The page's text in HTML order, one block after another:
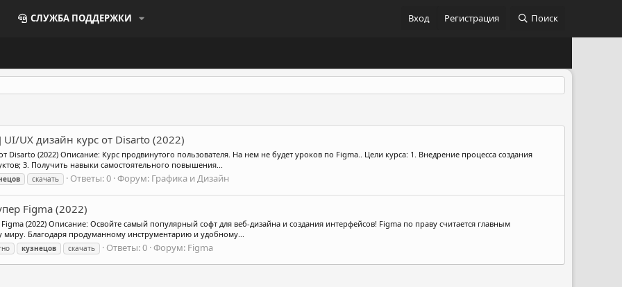
СЛУЖБА ПОДДЕРЖКИ Вход Регистрация Поиск
UX дизайн курс от Disarto (2022)
Disarto (2022) Описание: Курс продвинутого пользователя. На нем не будет уроков по Figma.. Цели курса: 1. Внедрение процесса создания
3. Получить навыки самостоятельного повышения...
скачать Ответы: 0 Форум: Графика и Дизайн
Figma (2022)
(2022) Описание: Освойте самый популярный софт для веб-дизайна и создания интерфейсов! Figma по праву считается главным
Благодаря продуманному инструментарию и удобному...
кузнецов скачать Ответы: 0 Форум: Figma